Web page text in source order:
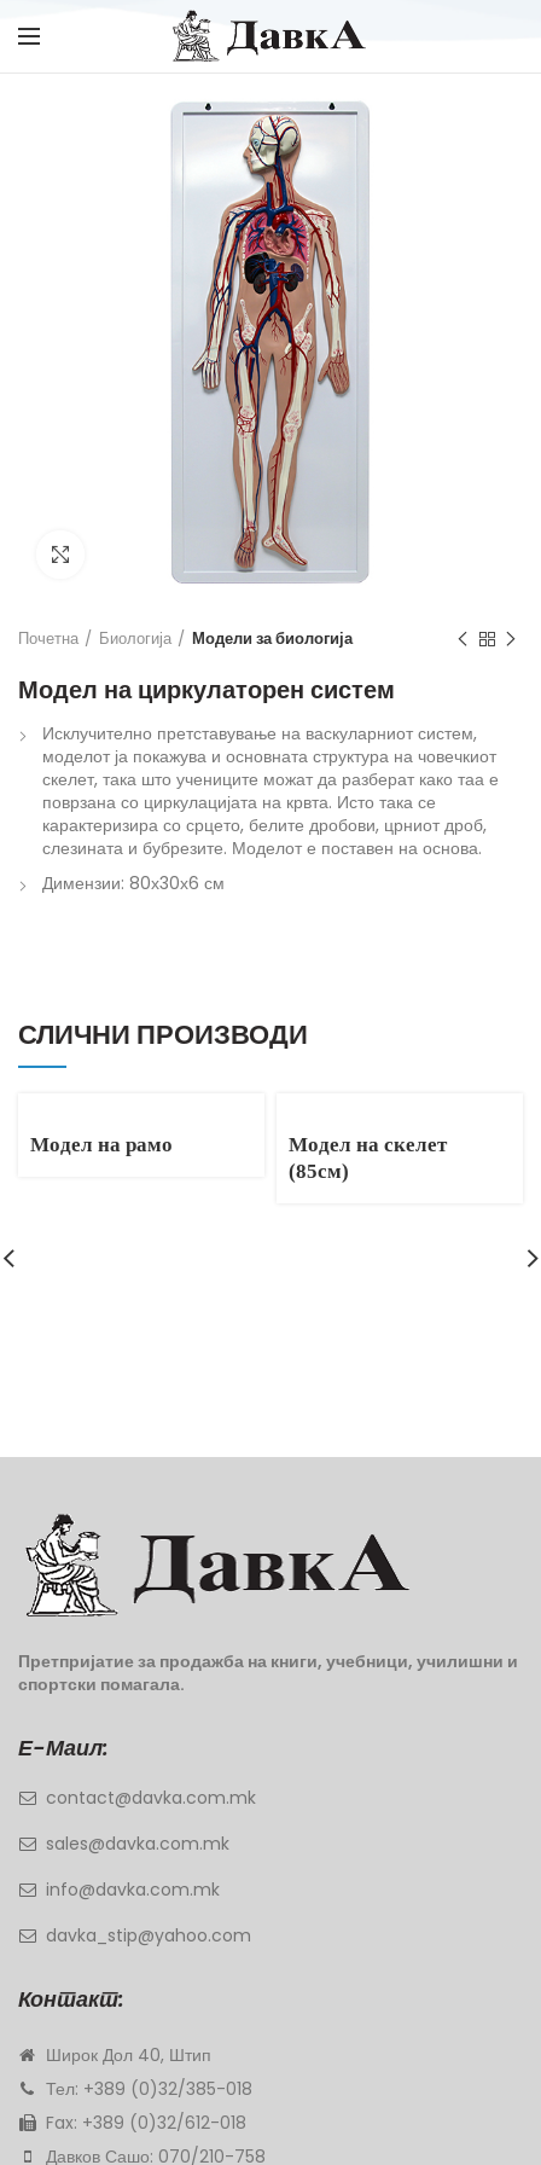
Кликнете за зголемување
Почетна Биологија Модели за биологија
Модел на циркулаторен систем
Исклучително претставување на васкуларниот систем,
моделот ја покажува и основната структура на човечкиот
скелет, така што учениците можат да разберат како таа е
поврзана со циркулацијата на крвта. Исто така се
карактеризира со срцето, белите дробови, црниот дроб,
слезината и бубрезите. Моделот е поставен на основа.
Димензии: 80х30х6 см
СЛИЧНИ ПРОИЗВОДИ
Модел на рамо
Модел на скелет
(85см)
Претпријатие за продажба на книги, учебници, училишни и
спортски помагала.
Е-Маил:
contact@davka.com.mk
sales@davka.com.mk
info@davka.com.mk
davka_stip@yahoo.com
Контакт:
Широк Дол 40, Штип
Тел: +389 (0)32/385-018
Fax: +389 (0)32/612-018
Давков Сашо: 070/210-758